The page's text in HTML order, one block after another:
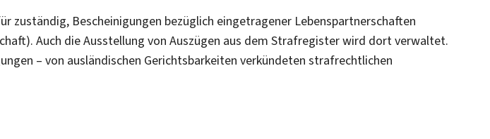
zuständig, Bescheinigungen bezüglich eingetragener Lebenspartnerschaften
Auch die Ausstellung von Auszügen aus dem Strafregister wird dort verwaltet.
– von ausländischen Gerichtsbarkeiten verkündeten strafrechtlichen